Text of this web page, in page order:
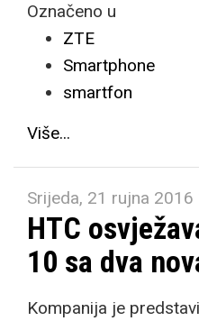
Označeno u
ZTE
Smartphone
smartfon
Više...
Srijeda, 21 rujna 2016
HTC
10 sa dva
Kompanija je